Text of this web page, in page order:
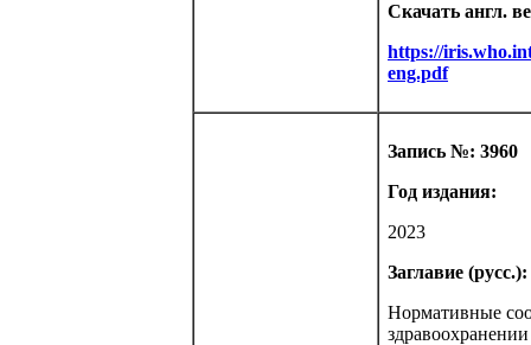
Скачать англ.
https://
eng.pdf
Запись №: 3960
Год издания:
2023
Заглавие (русс.):
Нормативные
здравоохранении